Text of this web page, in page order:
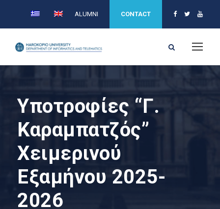
ALUMNI CONTACT
Υποτροφίες “Γ.
Καραμπατζός”
Χειμερινού
Εξαμήνου 2025-
2026